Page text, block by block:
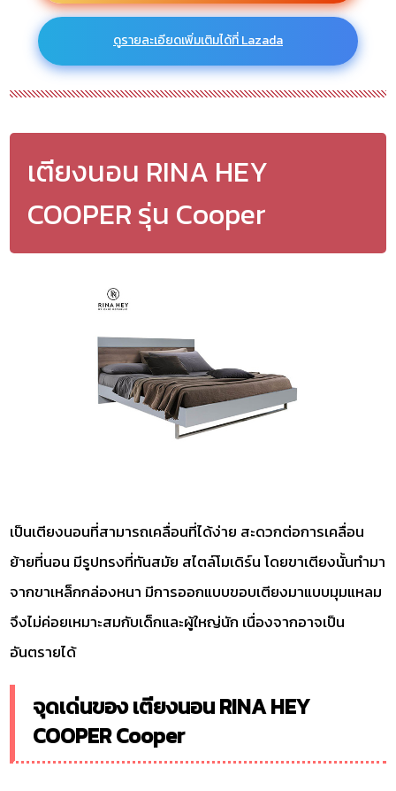
ดูรายละเอียดเพิ่มเติมได้ที่ Lazada
เตียงนอน RINA HEY
COOPER รุ่น Cooper
เป็นเตียงนอนที่สามารถเคลื่อนที่ได้ง่าย สะดวกต่อการเคลื่อน
ย้ายที่นอน มีรูปทรงที่ทันสมัย สไตล์โมเดิร์น โดยขาเตียงนั้นทำมา
จากขาเหล็กกล่องหนา มีการออกแบบขอบเตียงมาแบบมุมแหลม
จึงไม่ค่อยเหมาะสมกับเด็กและผู้ใหญ่นัก เนื่องจากอาจเป็น
อันตรายได้
จุดเด่นของ เตียงนอน RINA HEY
COOPER Cooper